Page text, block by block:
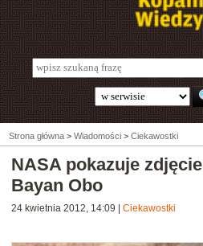
Strona główna > Wiadomości > Ciekawostki
NASA pokazuje zdjęcie
Bayan Obo
24 kwietnia 2012, 14:09 Ciekawostki